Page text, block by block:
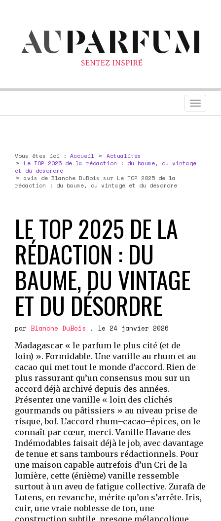
Vous êtes ici : Accueil
Actualités
Le TOP 2025 de la rédaction : du baume, du vintage
et du désordre
avis de Blanche DuBois sur Le TOP 2025 de la
rédaction : du baume, du vintage et du désordre
LE TOP 2025 DE LA
RÉDACTION : DU
BAUME, DU VINTAGE
ET DU DÉSORDRE
par Blanche DuBois , le 24 janvier 2026
Madagascar « le parfum le plus cité (et de
loin) ». Formidable. Une vanille au rhum et au
cacao qui met tout le monde d’accord. Rien de
plus rassurant qu’un consensus mou sur un
accord déjà archivé depuis des années.
Présenter une vanille « loin des clichés
gourmands ou pâtissiers » au niveau prise de
risque, bof. L’accord rhum–cacao–épices, on le
connaît par cœur, merci. Vanille Havane des
Indémodables faisait déjà le job, avec davantage
de tenue et sans tambours rédactionnels. Pour
une maison capable autrefois d’un Cri de la
lumière, cette (énième) vanille ressemble
surtout à un aveu de fatigue collective. Zurafā de
Lutens, en revanche, mérite qu’on s’arrête. Iris,
cuir, une vraie noblesse de ton, une
construction subtile, presque mélancolique.